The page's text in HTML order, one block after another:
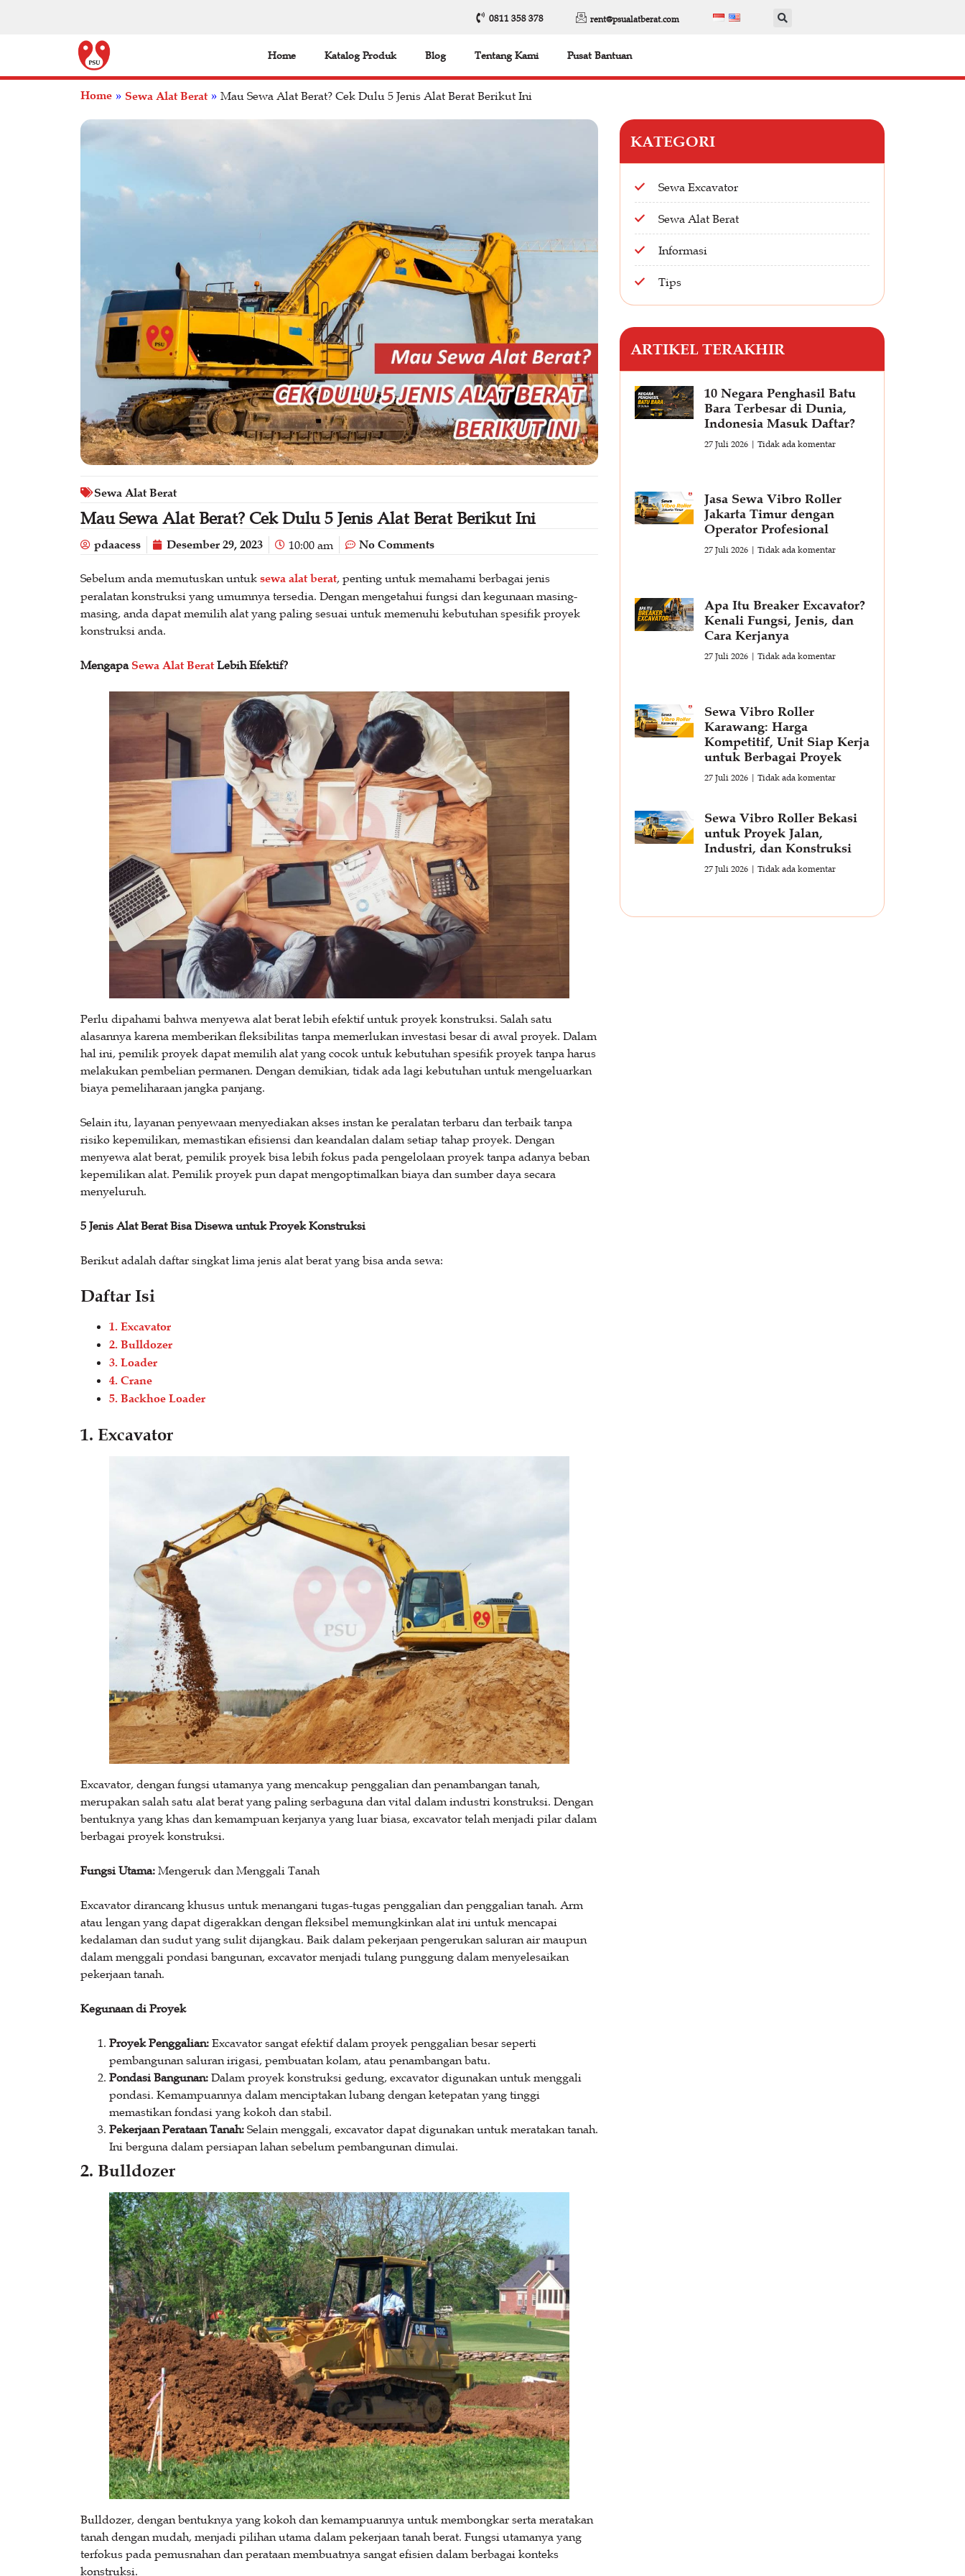
0811 358 378 rent@psualatberat.com
Home Katalog Produk Blog Tentang Kami Pusat Bantuan
Home » Sewa Alat Berat » Mau Sewa Alat Berat? Cek Dulu 5 Jenis Alat Berat Berikut Ini
Sewa Alat Berat
Mau Sewa Alat Berat? Cek Dulu 5 Jenis Alat Berat Berikut Ini
pdaacess Desember 29, 2023 10:00 am No Comments
Sebelum anda memutuskan untuk sewa alat berat, penting untuk memahami berbagai jenis
peralatan konstruksi yang umumnya tersedia. Dengan mengetahui fungsi dan kegunaan masing-
masing, anda dapat memilih alat yang paling sesuai untuk memenuhi kebutuhan spesifik proyek
konstruksi anda.
Mengapa Sewa Alat BeratLebih Efektif?
Perlu dipahami bahwa menyewa alat berat lebih efektif untuk proyek konstruksi. Salah satu
alasannya karena memberikan fleksibilitas tanpa memerlukan investasi besar di awal proyek. Dalam
hal ini, pemilik proyek dapat memilih alat yang cocok untuk kebutuhan spesifik proyek tanpa harus
melakukan pembelian permanen. Dengan demikian, tidak ada lagi kebutuhan untuk mengeluarkan
biaya pemeliharaan jangka panjang.
Selain itu, layanan penyewaan menyediakan akses instan ke peralatan terbaru dan terbaik tanpa
risiko kepemilikan, memastikan efisiensi dan keandalan dalam setiap tahap proyek. Dengan
menyewa alat berat, pemilik proyek bisa lebih fokus pada pengelolaan proyek tanpa adanya beban
kepemilikan alat. Pemilik proyek pun dapat mengoptimalkan biaya dan sumber daya secara
menyeluruh.
5 Jenis Alat Berat Bisa Disewa untuk Proyek Konstruksi
Berikut adalah daftar singkat lima jenis alat berat yang bisa anda sewa:
Daftar Isi
1. Excavator
2. Bulldozer
3. Loader
4. Crane
5. Backhoe Loader
1. Excavator
Excavator, dengan fungsi utamanya yang mencakup penggalian dan penambangan tanah,
merupakan salah satu alat berat yang paling serbaguna dan vital dalam industri konstruksi. Dengan
bentuknya yang khas dan kemampuan kerjanya yang luar biasa, excavator telah menjadi pilar dalam
berbagai proyek konstruksi.
Fungsi Utama: Mengeruk dan Menggali Tanah
Excavator dirancang khusus untuk menangani tugas-tugas penggalian dan penggalian tanah. Arm
atau lengan yang dapat digerakkan dengan fleksibel memungkinkan alat ini untuk mencapai
kedalaman dan sudut yang sulit dijangkau. Baik dalam pekerjaan pengerukan saluran air maupun
dalam menggali pondasi bangunan, excavator menjadi tulang punggung dalam menyelesaikan
pekerjaan tanah.
Kegunaan di Proyek
Proyek Penggalian: Excavator sangat efektif dalam proyek penggalian besar seperti
pembangunan saluran irigasi, pembuatan kolam, atau penambangan batu.
Pondasi Bangunan: Dalam proyek konstruksi gedung, excavator digunakan untuk menggali
pondasi. Kemampuannya dalam menciptakan lubang dengan ketepatan yang tinggi
memastikan fondasi yang kokoh dan stabil.
Pekerjaan Perataan Tanah: Selain menggali, excavator dapat digunakan untuk meratakan tanah.
Ini berguna dalam persiapan lahan sebelum pembangunan dimulai.
2. Bulldozer
Bulldozer, dengan bentuknya yang kokoh dan kemampuannya untuk membongkar serta meratakan
tanah dengan mudah, menjadi pilihan utama dalam pekerjaan tanah berat. Fungsi utamanya yang
terfokus pada pemusnahan dan perataan membuatnya sangat efisien dalam berbagai konteks
konstruksi.
KATEGORI
Sewa Excavator
Sewa Alat Berat
Informasi
Tips
ARTIKEL TERAKHIR
10 Negara Penghasil Batu
Bara Terbesar di Dunia,
Indonesia Masuk Daftar?
27 Juli 2026 Tidak ada komentar
Jasa Sewa Vibro Roller
Jakarta Timur dengan
Operator Profesional
27 Juli 2026 Tidak ada komentar
Apa Itu Breaker Excavator?
Kenali Fungsi, Jenis, dan
Cara Kerjanya
27 Juli 2026 Tidak ada komentar
Sewa Vibro Roller
Karawang: Harga
Kompetitif, Unit Siap Kerja
untuk Berbagai Proyek
27 Juli 2026 Tidak ada komentar
Sewa Vibro Roller Bekasi
untuk Proyek Jalan,
Industri, dan Konstruksi
27 Juli 2026 Tidak ada komentar